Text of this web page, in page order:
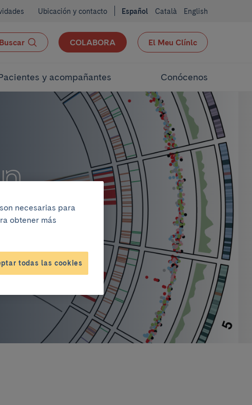
Ubicación y contacto Español Català English
Buscar COLABORA El Meu Clínic
y acompañantes Conócenos
necesarias para
obtener más
todas las cookies